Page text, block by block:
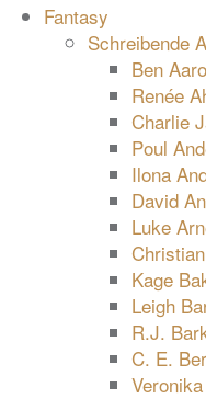
Fantasy
Schreibende
Ben
Renée
Charlie
Poul
Ilona
David
Luke
Kage
Leigh
R.J.
C. E.